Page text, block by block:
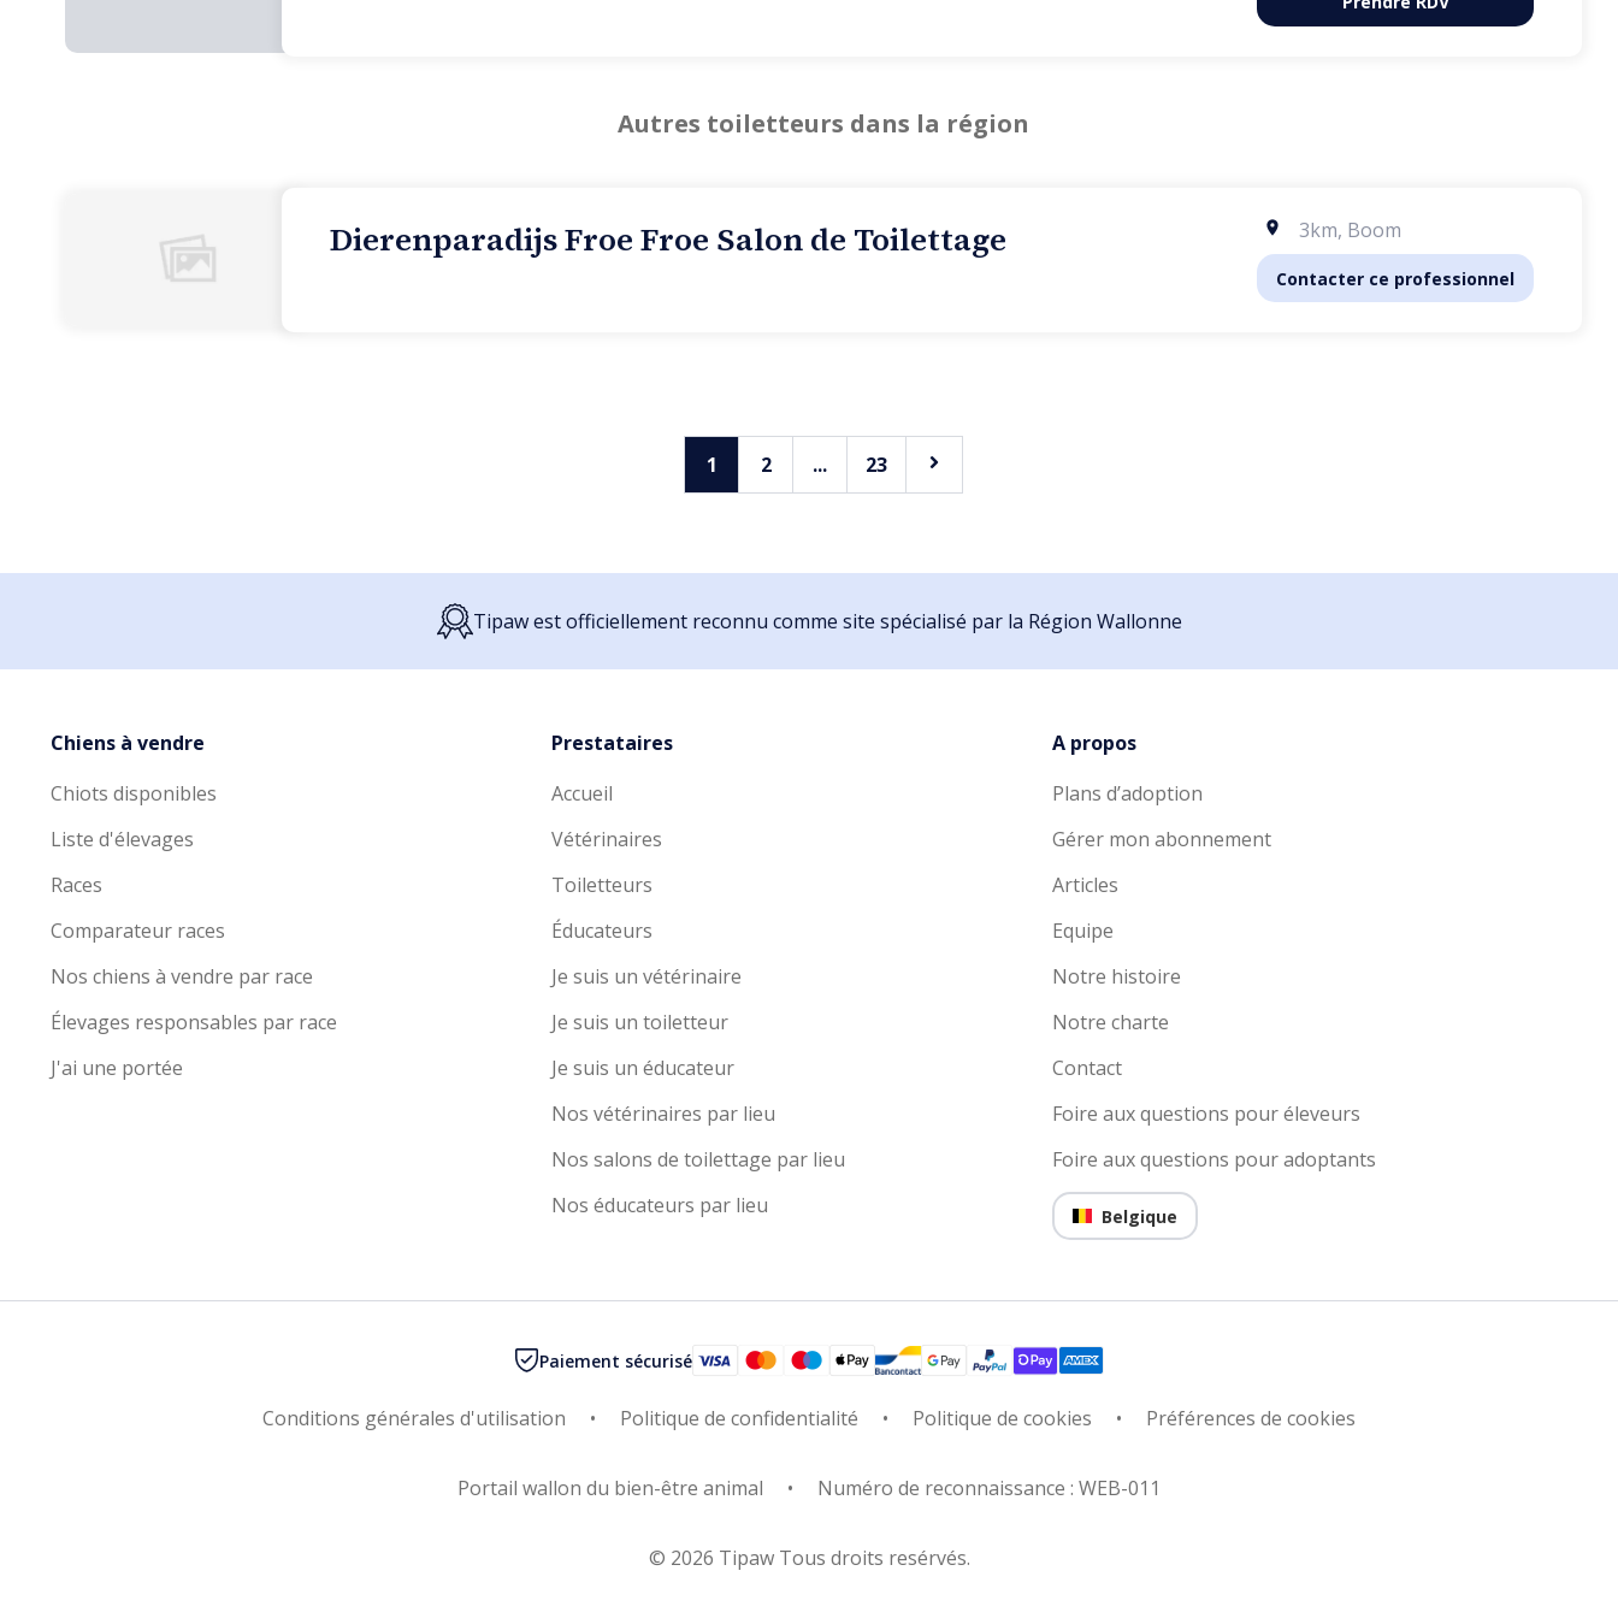
client fluide et de proximité : la prise de rendez-vous en ligne, par téléphone ou par e-mail est
simple et rapide. Les maîtres peuvent aussi attendre confortablement dans notre salon fraîchement
Autres toiletteurs dans la région
Dierenparadijs Froe Froe Salon de Toilettage 3km, Boom
Contacter ce professionnel
1 2 ... 23
Tipaw est officiellement reconnu comme site spécialisé par la Région Wallonne
Chiens à vendre
Chiots disponibles
Liste d'élevages
Races
Comparateur races
Nos chiens à vendre par race
Élevages responsables par race
J'ai une portée
Prestataires
Accueil
Vétérinaires
Toiletteurs
Éducateurs
Je suis un vétérinaire
Je suis un toiletteur
Je suis un éducateur
Nos vétérinaires par lieu
Nos salons de toilettage par lieu
Nos éducateurs par lieu
A propos
Plans d’adoption
Gérer mon abonnement
Articles
Equipe
Notre histoire
Notre charte
Contact
Foire aux questions pour éleveurs
Foire aux questions pour adoptants
Belgique
Paiement sécurisé
Conditions générales d'utilisation Politique de confidentialité Politique de cookies Préférences de cookies
Portail wallon du bien-être animal Numéro de reconnaissance : WEB-011
© 2026 Tipaw Tous droits resérvés.